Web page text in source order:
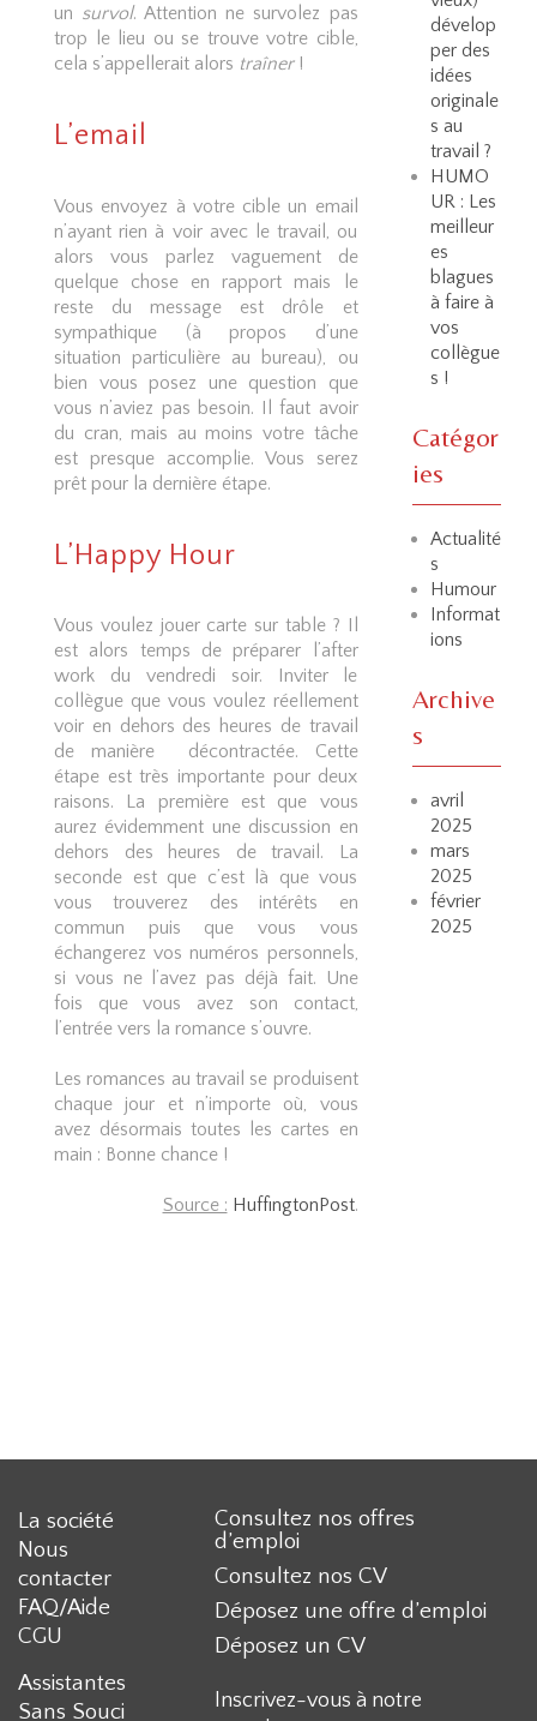
un survol. Attention ne survolez pas
trop le lieu ou se trouve votre cible,
cela s’appellerait alors traîner!
L’email
Vous envoyez à votre cible un email
n’ayant rien à voir avec le travail, ou
alors vous parlez vaguement de
quelque chose en rapport mais le
reste du message est drôle et
sympathique (à propos d’une
situation particulière au bureau), ou
bien vous posez une question que
vous n’aviez pas besoin. Il faut avoir
du cran, mais au moins votre tâche
est presque accomplie. Vous serez
prêt pour la dernière étape.
L’Happy Hour
Vous voulez jouer carte sur table ? Il
est alors temps de préparer l’after
work du vendredi soir. Inviter le
collègue que vous voulez réellement
voir en dehors des heures de travail
de manière décontractée. Cette
étape est très importante pour deux
raisons. La première est que vous
aurez évidemment une discussion en
dehors des heures de travail. La
seconde est que c’est là que vous
vous trouverez des intérêts en
commun puis que vous vous
échangerez vos numéros personnels,
si vous ne l’avez pas déjà fait. Une
fois que vous avez son contact,
l’entrée vers la romance s’ouvre.
Les romances au travail se produisent
chaque jour et n’importe où, vous
avez désormais toutes les cartes en
main : Bonne chance !
Source : HuffingtonPost.
dévelop
per des
idées
originale
s au
travail ?
HUMO
UR : Les
meilleur
es
blagues
à faire à
vos
collègue
s !
Catégor
ies
Actualité
s
Humour
Informat
ions
Archive
s
avril
2025
mars
2025
février
2025
La société
Nous
contacter
FAQ/Aide
CGU
Assistantes
Sans Souci
Consultez nos offres
d’emploi
Consultez nos CV
Déposez une offre d’emploi
Déposez un CV
Inscrivez-vous à notre